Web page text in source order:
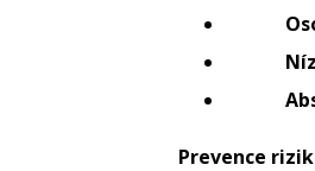
Prevence